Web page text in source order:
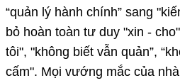
“quản lý hành chính” sang
bỏ hoàn toàn tư duy "xin -
tôi", "không biết vẫn quản”,
cấm". Mọi vướng mắc của